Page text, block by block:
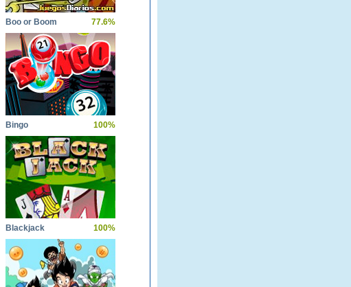
Boo or Boom 77.6%
Bingo 100%
Blackjack 100%